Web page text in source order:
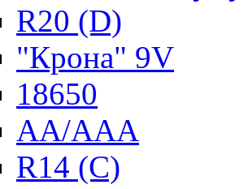
R20 (D)
"Крона" 9V
18650
AA/AAA
R14 (C)